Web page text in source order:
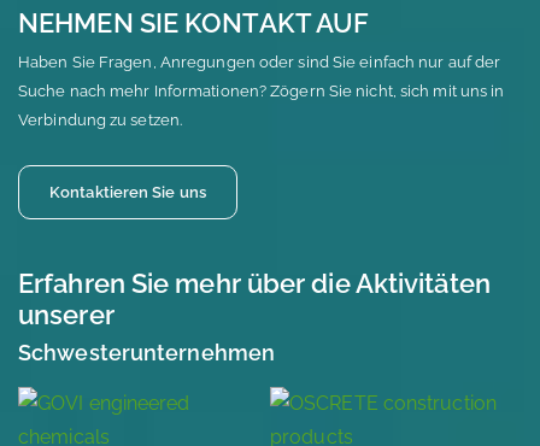
NEHMEN SIE KONTAKT AUF
Haben Sie Fragen, Anregungen oder sind Sie einfach nur auf der
Suche nach mehr Informationen? Zögern Sie nicht, sich mit uns in
Verbindung zu setzen.
Kontaktieren Sie uns
Erfahren Sie mehr über die Aktivitäten
unserer
Schwesterunternehmen